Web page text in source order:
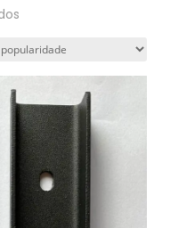
Classificado
popularidade